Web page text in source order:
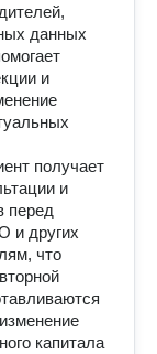
несколько
утере или
на
не просто
так,
помогает
до 40%
Если ваше
риск
правильная
с полной
вас как на
данных
и
получает
и
перед
и других
что
капитала